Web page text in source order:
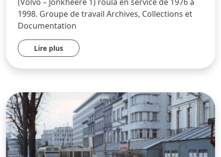
1998. Groupe de travail Archives, Collections et
Documentation
Lire plus